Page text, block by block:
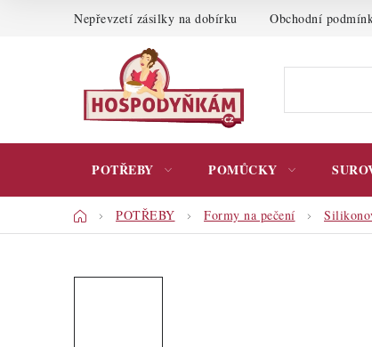
Nepřevzetí zásilky na dobírku Obchodní
POTŘEBY POMŮCKY
DomůPOTŘEBY Formy na pečení